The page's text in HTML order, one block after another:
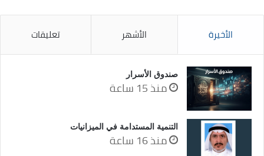
الأخيرة الأشهر تعليقات
صندوق الأسرار
منذ 15 ساعة
التنمية المستدامة في الميزانيات
منذ 16 ساعة